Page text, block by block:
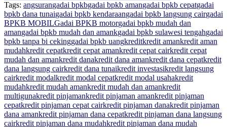
Tags: angsurangadai bpkbgadai bpkb amangadai bpkb cepatgadai
bpkb dana tunaigadai bpkb kendaraangadai bpkb langsung cairgadai
BPKB MOBILGadai BPKB motorgadai bpkb mudah dan
amangadai bpkb mudah dan amankgadai bpkb sulawesi tengahgadai
bpkb tanpa bi cekinggadai bpkb uangkreditkredit amankredit aman
mudahkredit cepatkredit cepat amankredit cepat cairkredit cepat
mudah dan amankredit danakredit dana amankredit dana cepatkredit
dana langsung cairkredit dana tunaikredit investasikredit langsung
cairkredit modalkredit modal cepatkredit modal usahakredit
mudahkredit mudah amankredit mudah dan amankredit
multigunakredit pinjamankredit pinjaman amankredit pinjaman
cepatkredit pinjaman cepat cairkredit pinjaman danakredit pinjaman
dana amankredit pinjaman dana cepatkredit pinjaman dana langsung
cairkredit pinjaman dana mudahkredit pinjaman dana mudah